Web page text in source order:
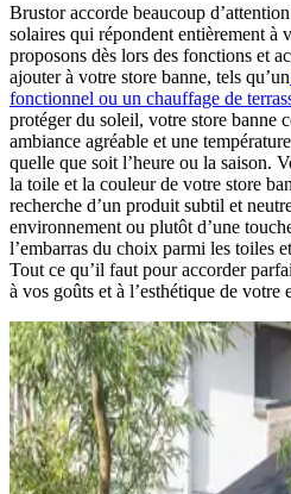
Brustor accorde beaucoup
solaires qui répondent entièrement à
proposons dès lors des fonctions et
ajouter à votre store banne, tels qu’un
fonctionnel ou un chauffage de
protéger du soleil, votre store banne
ambiance agréable et une
quelle que soit l’heure ou la saison.
la toile et la couleur de votre store
recherche d’un produit subtil et
environnement ou plutôt d’une
l’embarras du choix parmi les toiles
Tout ce qu’il faut pour accorder
à vos goûts et à l’esthétique de votre